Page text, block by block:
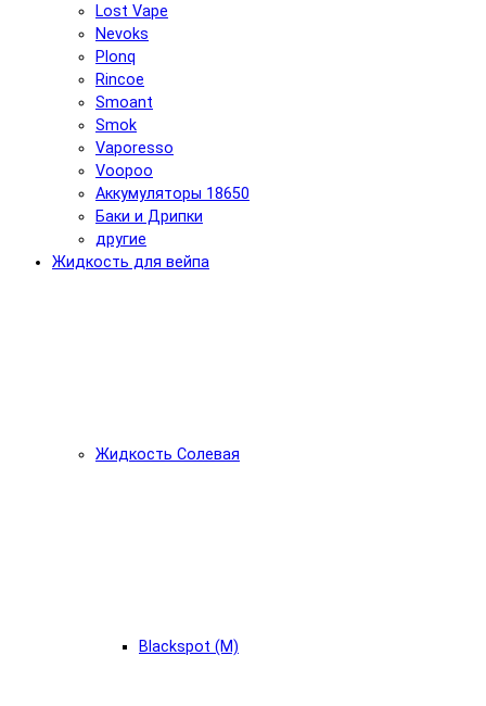
Lost Vape
Nevoks
Plonq
Rincoe
Smoant
Smok
Vaporesso
Voopoo
Аккумуляторы 18650
Баки и Дрипки
другие
Жидкость для вейпа
Жидкость Солевая
Blackspot (М)